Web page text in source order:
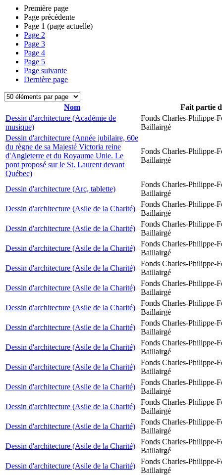
Première page
Page précédente
Page 1 (page actuelle)
Page 2
Page 3
Page 4
Page 5
Page suivante
Dernière page
Nom
Fait partie
Dessin d'architecture (Académie de
musique)
Fonds Charles-Philippe-
Baillairgé
Dessin d'architecture (Année jubilaire, 60e
du règne de sa Majesté Victoria reine
d'Angleterre et du Royaume Unie. Le
pont proposé sur le St. Laurent devant
Québec)
Fonds Charles-Philippe-
Baillairgé
Dessin d'architecture (Arc, tablette)
Fonds Charles-Philippe-
Baillairgé
Dessin d'architecture (Asile de la Charité)
Fonds Charles-Philippe-
Baillairgé
Dessin d'architecture (Asile de la Charité)
Fonds Charles-Philippe-
Baillairgé
Dessin d'architecture (Asile de la Charité)
Fonds Charles-Philippe-
Baillairgé
Dessin d'architecture (Asile de la Charité)
Fonds Charles-Philippe-
Baillairgé
Dessin d'architecture (Asile de la Charité)
Fonds Charles-Philippe-
Baillairgé
Dessin d'architecture (Asile de la Charité)
Fonds Charles-Philippe-
Baillairgé
Dessin d'architecture (Asile de la Charité)
Fonds Charles-Philippe-
Baillairgé
Dessin d'architecture (Asile de la Charité)
Fonds Charles-Philippe-
Baillairgé
Dessin d'architecture (Asile de la Charité)
Fonds Charles-Philippe-
Baillairgé
Dessin d'architecture (Asile de la Charité)
Fonds Charles-Philippe-
Baillairgé
Dessin d'architecture (Asile de la Charité)
Fonds Charles-Philippe-
Baillairgé
Dessin d'architecture (Asile de la Charité)
Fonds Charles-Philippe-
Baillairgé
Dessin d'architecture (Asile de la Charité)
Fonds Charles-Philippe-
Baillairgé
Dessin d'architecture (Asile de la Charité)
Fonds Charles-Philippe-
Baillairgé